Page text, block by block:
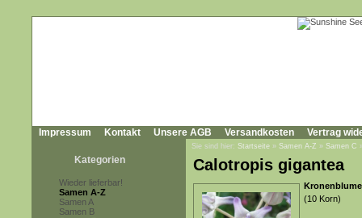
Impressum Kontakt Unsere AGB Versandkosten Vertrag
Kategorien
Wieder lieferbar!
Samen A-Z
Samen A
Samen B
Sie sind hier: Startseite » Samen A-Z » Samen C
Calotropis gigantea
(10 Korn)